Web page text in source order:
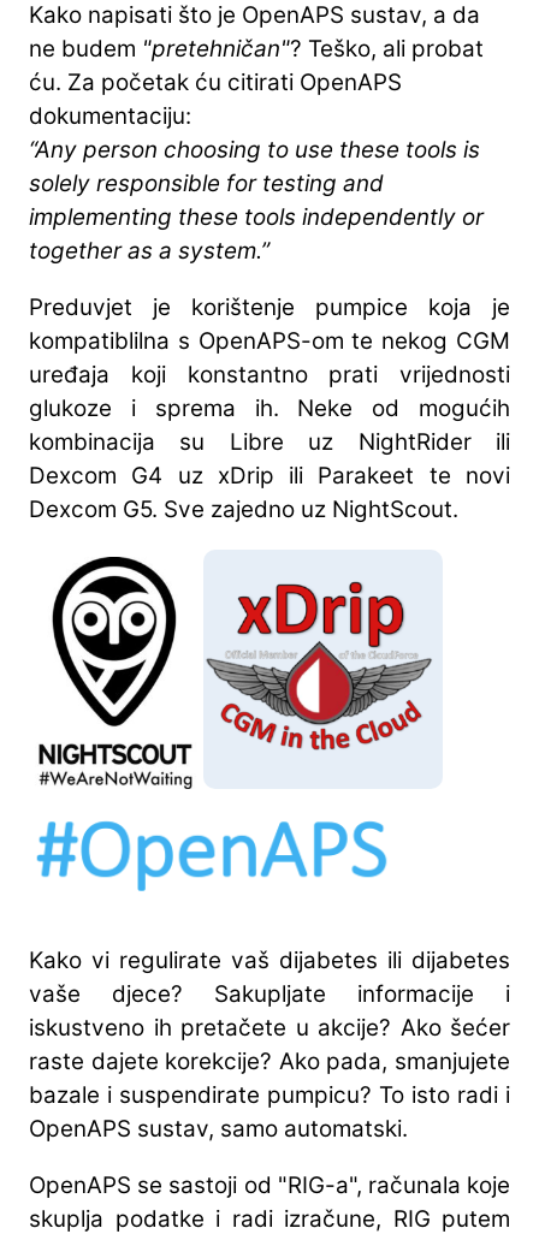
Kako napisati što je OpenAPS sustav, a da
ne budem "pretehničan"? Teško, ali probat
ću. Za početak ću citirati OpenAPS
dokumentaciju:
“Any person choosing to use these tools is
solely responsible for testing and
implementing these tools independently or
together as a system.”
Preduvjet je korištenje pumpice koja je
kompatiblilna s OpenAPS-om te nekog CGM
uređaja koji konstantno prati vrijednosti
glukoze i sprema ih. Neke od mogućih
kombinacija su Libre uz NightRider ili
Dexcom G4 uz xDrip ili Parakeet te novi
Dexcom G5. Sve zajedno uz NightScout.
Kako vi regulirate vaš dijabetes ili dijabetes
vaše djece? Sakupljate informacije i
iskustveno ih pretačete u akcije? Ako šećer
raste dajete korekcije? Ako pada, smanjujete
bazale i suspendirate pumpicu? To isto radi i
OpenAPS sustav, samo automatski.
OpenAPS se sastoji od "RIG-a", računala koje
skuplja podatke i radi izračune, RIG putem